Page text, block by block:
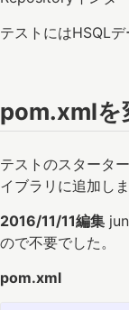
テストにはHSQLデ
pom.xmlを
テストのスタータ
イブラリに追加しま
2016/11/11編集
ので不要でした。
pom.xml